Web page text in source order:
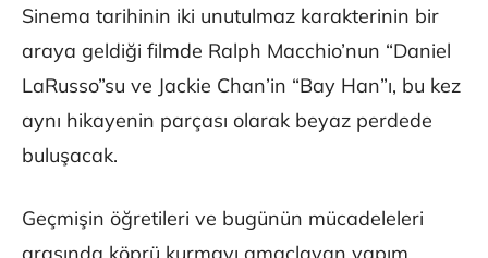
Sinema tarihinin iki unutulmaz karakterinin bir
araya geldiği filmde Ralph Macchio’nun “Daniel
LaRusso”su ve Jackie Chan’in “Bay Han”ı, bu kez
aynı hikayenin parçası olarak beyaz perdede
buluşacak.
Geçmişin öğretileri ve bugünün mücadeleleri